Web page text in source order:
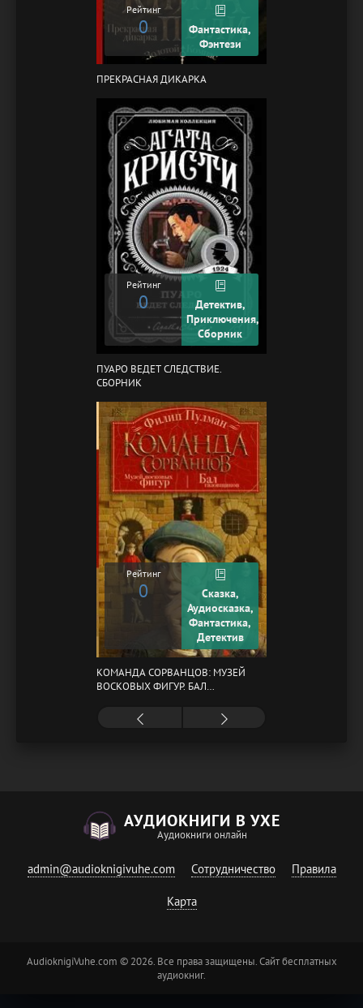
Рейтинг
0
Фантастика,
Фэнтези
ПРЕКРАСНАЯ ДИКАРКА
Рейтинг
0
Детектив,
Приключения,
Сборник
ПУАРО ВЕДЕТ СЛЕДСТВИЕ.
СБОРНИК
Рейтинг
0
Сказка,
Аудиосказка,
Фантастика,
Детектив
КОМАНДА СОРВАНЦОВ: МУЗЕЙ
ВОСКОВЫХ ФИГУР. БАЛ
АУДИОКНИГИ В УХЕ
Аудиокниги онлайн
admin@audioknigivuhe.com Сотрудничество Правила
Карта
AudioknigiVuhe.com © 2026. Все права защищены. Сайт бесплатных
аудиокниг.